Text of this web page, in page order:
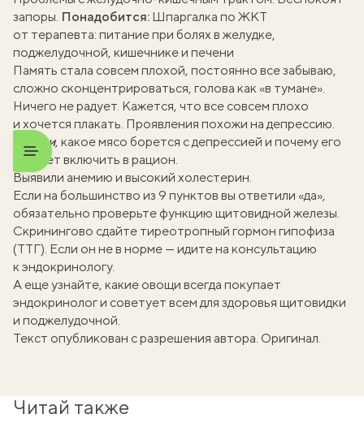
запоры. Понадобится: Шпаргалка по ЖКТ
от терапевта: питание при болях в желудке,
поджелудочной, кишечнике и печени
Память стала совсем плохой, постоянно все забываю,
сложно сконцентрироваться, голова как «в тумане».
Ничего не радует. Кажется, что все совсем плохо
и хочется плакать. Проявления похожи на депрессию.
Кстати, какоемясо борется с депрессией и почему его
следует включить в рацион.
Выявили анемию и высокий холестерин.
Если на большинство из 9 пунктов вы ответили «да»,
обязательно проверьте функцию щитовидной железы.
Скринингово сдайте тиреотропный гормон гипофиза
(ТТГ). Если он не в норме — идите на консультацию
к эндокринологу.
А еще узнайте, какие овощи всегда покупает
эндокринолог и советует всем для здоровья щитовидки
и поджелудочной.
Текст опубликован с разрешения автора. Оригинал.
Читай также